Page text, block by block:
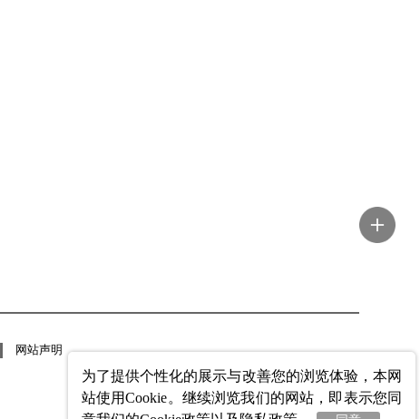
为了提供个性化的展示与改善您的浏览体验，本网
站使用Cookie。继续浏览我们的网站，即表示您同
网站声明